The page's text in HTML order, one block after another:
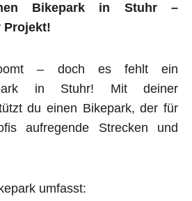
Bikepark in Stuhr –
Projekt!
– doch es fehlt ein
in Stuhr! Mit deiner
du einen Bikepark, der für
aufregende Strecken und
umfasst: